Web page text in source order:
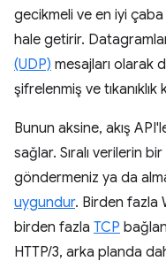
gecikmeli ve en iyi
hale getirir.
(UDP) mesajları olarak
şifrelenmiş ve tıkanıklık
Bunun aksine, akış
sağlar. Sıralı verilerin
göndermeniz ya da
uygundur. Birden fazla
birden fazla TCP
HTTP/3, arka planda